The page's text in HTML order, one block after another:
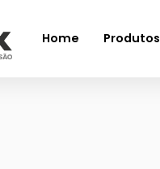
Home Produtos